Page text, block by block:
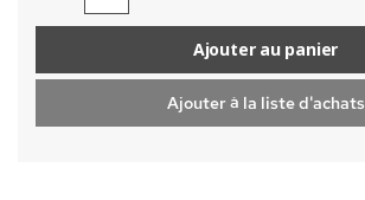
Ajouter au panier
Ajouter à la liste d'achats